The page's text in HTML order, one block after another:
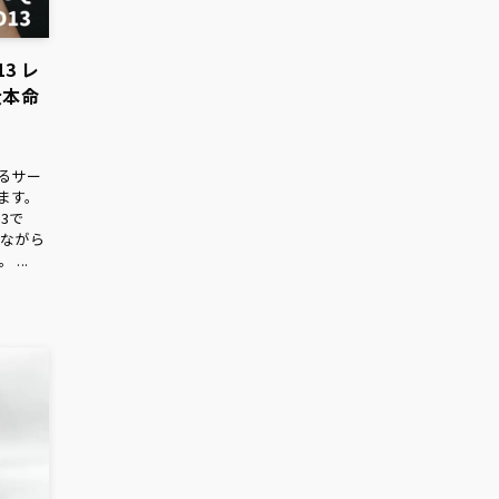
レ
命
サー
。
で
がら
...